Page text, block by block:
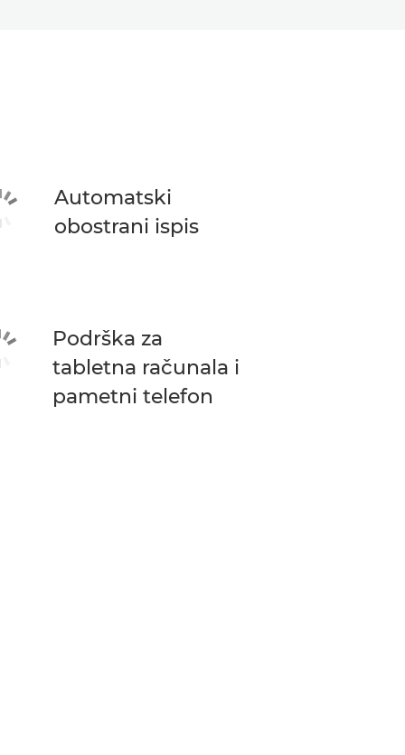
Automatski
obostrani ispis
Podrška za
tabletna računala i
pametni telefon